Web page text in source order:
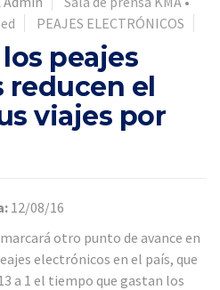
PEAJES ELECTRÓNICOS
peajes
el
viajes por
12/08/16
otro punto de avance en
electrónicos en el país, que
a 1 el tiempo que gastan los